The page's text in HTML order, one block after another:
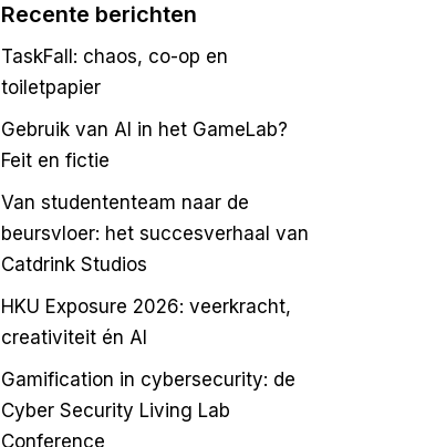
Recente berichten
TaskFall: chaos, co-op en
toiletpapier
Gebruik van AI in het GameLab?
Feit en fictie
Van studententeam naar de
beursvloer: het succesverhaal van
Catdrink Studios
HKU Exposure 2026: veerkracht,
creativiteit én AI
Gamification in cybersecurity: de
Cyber Security Living Lab
Conference